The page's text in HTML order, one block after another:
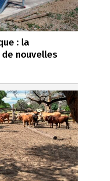
: la
nouvelles